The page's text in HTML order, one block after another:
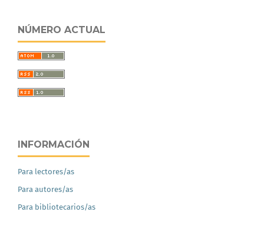
NÚMERO ACTUAL
INFORMACIÓN
Para lectores/as
Para autores/as
Para bibliotecarios/as